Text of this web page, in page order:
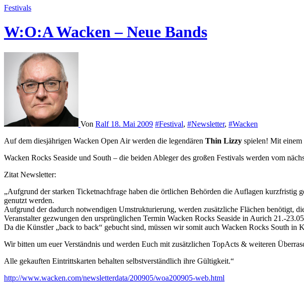
Festivals
W:O:A Wacken – Neue Bands
Von Ralf 18. Mai 2009 #Festival, #Newsletter, #Wacken
Auf dem diesjährigen Wacken Open Air werden die legendären Thin Lizzy spielen! Mit
Wacken Rocks Seaside und South – die beiden Ableger des großen Festivals werden vom
Zitat Newsletter:
„Aufgrund der starken Ticketnachfrage haben die örtlichen Behörden die Auflagen
genutzt werden.
Aufgrund der dadurch notwendigen Umstrukturierung, werden zusätzliche Flächen benötigt,
Veranstalter gezwungen den ursprünglichen Termin Wacken Rocks Seaside in Aurich 21.-
Da die Künstler „back to back“ gebucht sind, müssen wir somit auch Wacken Rocks South in
Wir bitten um euer Verständnis und werden Euch mit zusätzlichen TopActs & weiteren
Alle gekauften Eintrittskarten behalten selbstverständlich ihre Gültigkeit.“
http://www.wacken.com/newsletterdata/200905/woa200905-web.html